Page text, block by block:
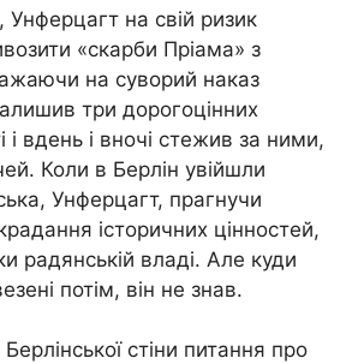
Унферцагт на свій ризик
«скарби Пріама» з
на суворий наказ
три дорогоцінних
вдень і вночі стежив за ними,
Коли в Берлін увійшли
Унферцагт, прагнучи
історичних цінностей,
радянській владі. Але куди
потім, він не знав.
стіни питання про